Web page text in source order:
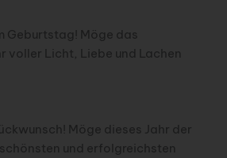
Geburtstag! Möge das
voller Licht, Liebe und Lachen
Möge dieses Jahr der
und erfolgreichsten